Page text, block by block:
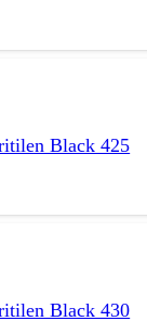
Black 425
Black 430